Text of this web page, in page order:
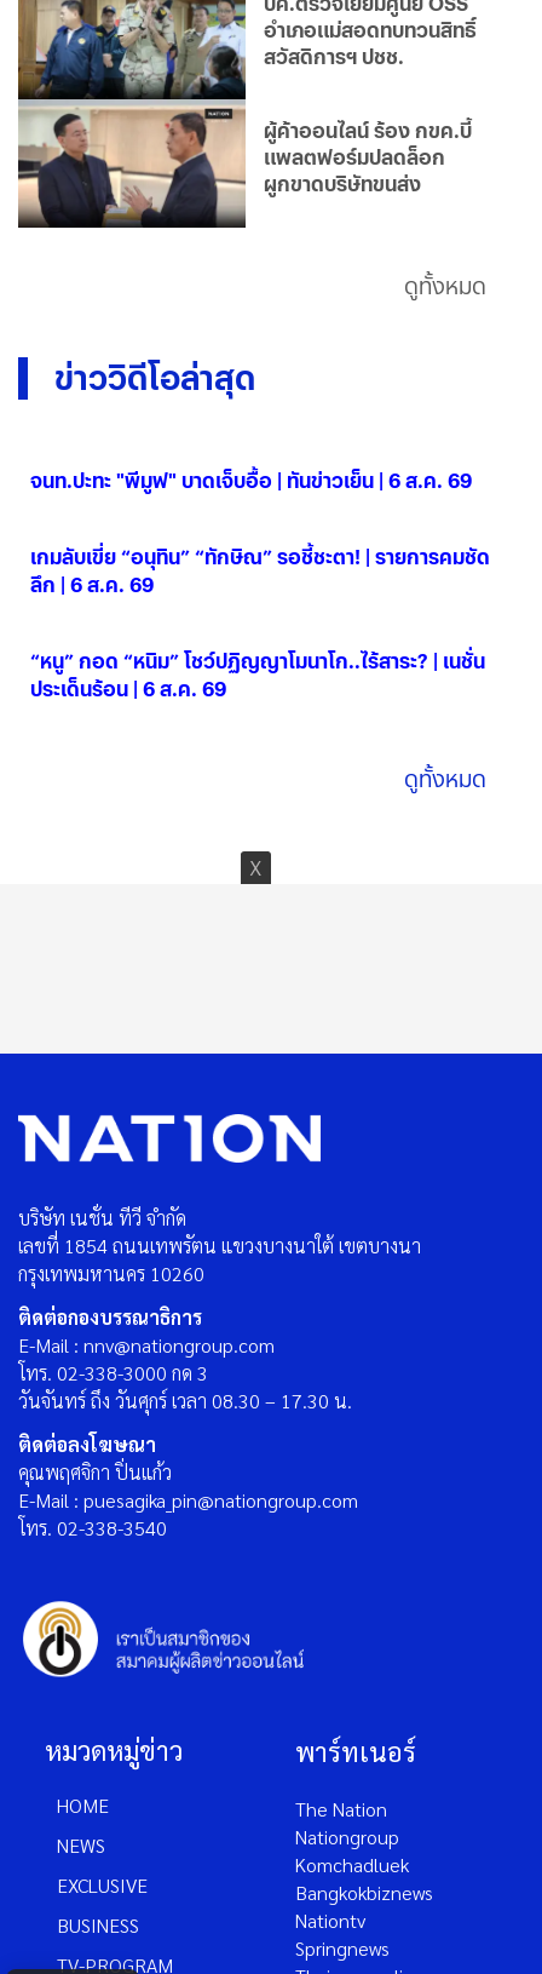
อำเภอแม่สอดทบทวนสิทธิ์
สวัสดิการฯ ปชช.
ผู้ค้าออนไลน์ ร้อง กขค.บี้
แพลตฟอร์มปลดล็อก
ผูกขาดบริษัทขนส่ง
ดูทั้งหมด
ข่าววิดีโอล่าสุด
จนท.ปะทะ "พีมูฟ" บาดเจ็บอื้อ | ทันข่าวเย็น | 6 ส.ค. 69
เกมลับเขี่ย “อนุทิน” “ทักษิณ” รอชี้ชะตา! | รายการคมชัด
ลึก | 6 ส.ค. 69
“หนู” กอด “หนิม” โชว์ปฏิญญาโมนาโก..ไร้สาระ? | เนชั่น
ประเด็นร้อน | 6 ส.ค. 69
ดูทั้งหมด
บริษัท เนชั่น ทีวี จำกัด
เลขที่ 1854 ถนนเทพรัตน แขวงบางนาใต้ เขตบางนา
กรุงเทพมหานคร 10260
ติดต่อกองบรรณาธิการ
E-Mail : nnv@nationgroup.com
โทร. 02-338-3000 กด 3
วันจันทร์ ถึง วันศุกร์ เวลา 08.30 – 17.30 น.
ติดต่อลงโฆษณา
คุณพฤศจิกา ปิ่นแก้ว
E-Mail : puesagika_pin@nationgroup.com
โทร. 02-338-3540
หมวดหมู่ข่าว
HOME
NEWS
EXCLUSIVE
BUSINESS
TV-PROGRAM
พาร์ทเนอร์
The Nation
Nationgroup
Komchadluek
Bangkokbiznews
Nationtv
Springnews